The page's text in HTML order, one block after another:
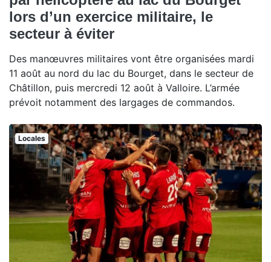
lors d’un exercice militaire, le
secteur à éviter
Des manœuvres militaires vont être organisées mardi
11 août au nord du lac du Bourget, dans le secteur de
Châtillon, puis mercredi 12 août à Valloire. L’armée
prévoit notamment des largages de commandos.
Locales